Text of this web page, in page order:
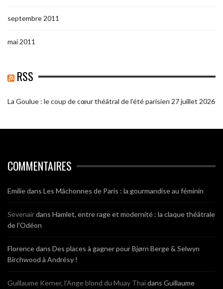
septembre 2011
mai 2011
RSS
La Goulue : le coup de cœur théâtral de l’été parisien 27 juillet 2026
COMMENTAIRES
Emiliedans Les Mâchonnes de Paris : la gourmandise au féminin
Sevenairdans Hamlet, entre rage et modernité : la claque théâtrale
de l’Odéon
Florencedans Des places à gagner pour Bjørn Berge & Selwyn
Birchwood à Andrésy !
Guillaume Kerner, l’Ange blond du Muay Thaïdans Guillaume